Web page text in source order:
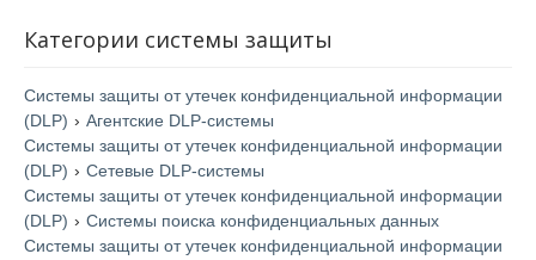
Категории системы защиты
Системы защиты от утечек конфиденциальной информации
(DLP) › Агентские DLP-системы
Системы защиты от утечек конфиденциальной информации
(DLP) › Сетевые DLP-cистемы
Системы защиты от утечек конфиденциальной информации
(DLP) › Системы поиска конфиденциальных данных
Системы защиты от утечек конфиденциальной информации